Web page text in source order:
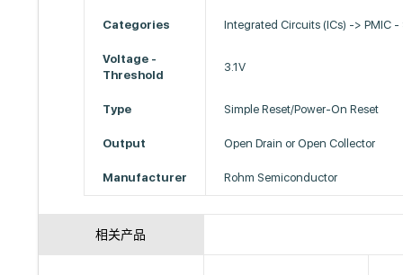
Categories Integrated Circuits (ICs) -> PMIC -
Voltage -
Threshold
3.1V
Type Simple Reset/Power-On Reset
Output Open Drain or Open Collector
Manufacturer Rohm Semiconductor
相关产品